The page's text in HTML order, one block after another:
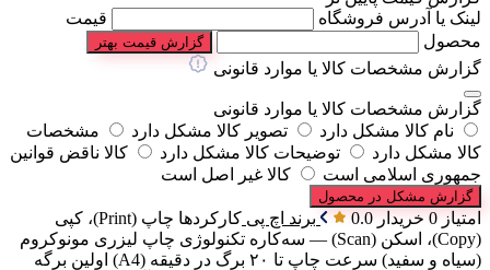
لینک یا آدرس فروشگاه
قیمت
محصول
گزارش قیمت بهتر
گزارش مشخصات کالا یا موارد قانونی
گزارش مشخصات کالا یا موارد قانونی
نام کالا مشکل دارد
تصویر کالا مشکل دارد
مشخصات
کالا مشکل دارد
توضیحات کالا مشکل دارد
کالا ناقض قوانین
جمهوری اسلامی است
کالا غیر اصل است
گزارش مشکل در محصول
امتیاز 0 خریدار 0.0 برند اچ پی کارکردها
چاپ (Print)، کپی
(Copy)، اسکن (Scan) — سه‌کاره
تکنولوژی چاپ لیزری مونوکروم
(سیاه و سفید) سرعت چاپ تا ۲۰ برگ در دقیقه (A4)
اولین برگه